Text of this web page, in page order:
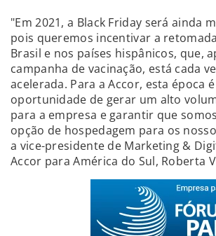
"Em 2021, a Black Friday será ainda
pois queremos incentivar a
Brasil e nos países hispânicos, que,
campanha de vacinação, está cada
acelerada. Para a Accor, esta época
oportunidade de gerar um alto
para a empresa e garantir que
opção de hospedagem para os
a vice-presidente de Marketing &
Accor para América do Sul, Roberta